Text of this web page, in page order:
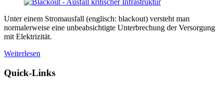
Unter einem Stromausfall (englisch: blackout) versteht man
normalerweise eine unbeabsichtigte Unterbrechung der Versorgung
mit Elektrizität.
Weiterlesen
Quick-Links